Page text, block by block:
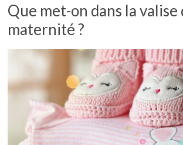
Que met-on dans la valise
maternité ?